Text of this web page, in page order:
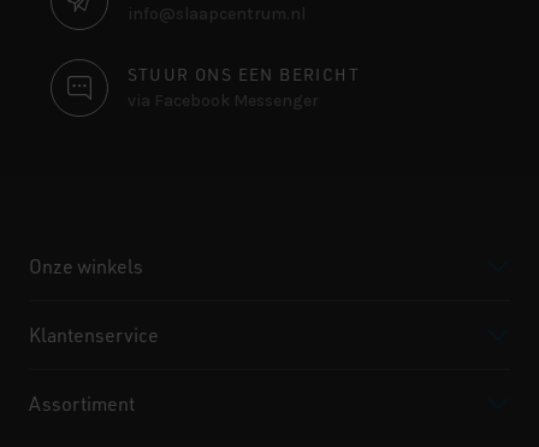
info@slaapcentrum.nl
STUUR ONS EEN BERICHT
via Facebook Messenger
Onze winkels
Klantenservice
Assortiment